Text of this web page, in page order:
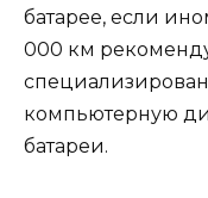
батарее, если
000 км
компьютерную
батареи.